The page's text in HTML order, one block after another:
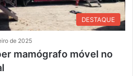
DESTAQUE
de 2025
mamógrafo móvel no